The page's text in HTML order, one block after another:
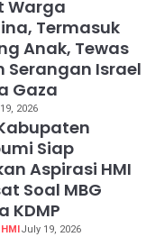
Warga
Termasuk
Anak, Tewas
Serangan Israel
Gaza
2026
Siap
Aspirasi HMI
Soal MBG
KDMP
July 19, 2026